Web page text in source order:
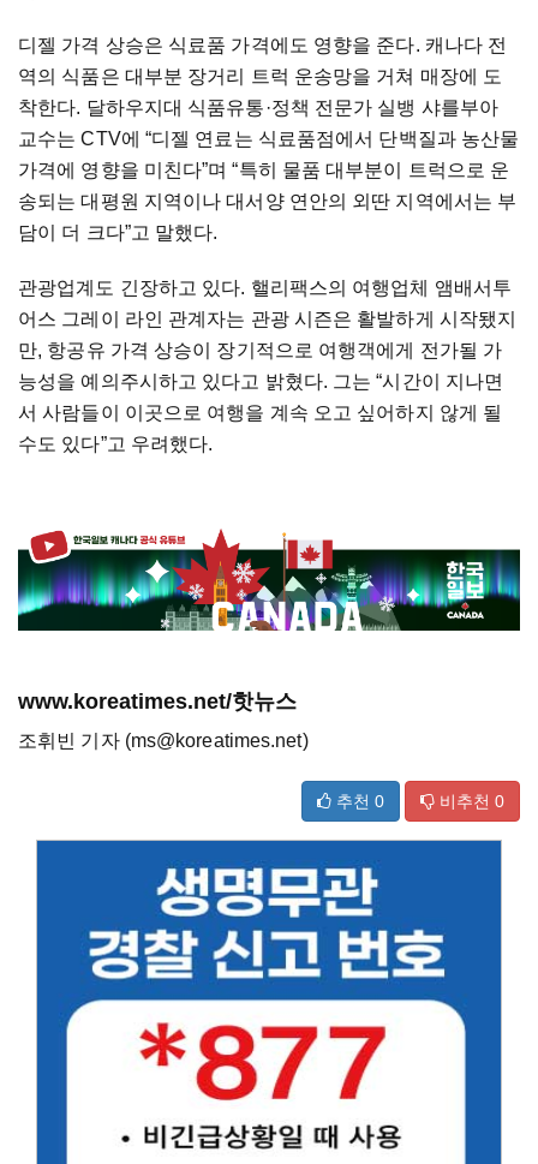
디젤 가격 상승은 식료품 가격에도 영향을 준다. 캐나다 전
역의 식품은 대부분 장거리 트럭 운송망을 거쳐 매장에 도
착한다. 달하우지대 식품유통·정책 전문가 실뱅 샤를부아
교수는 CTV에 “디젤 연료는 식료품점에서 단백질과 농산물
가격에 영향을 미친다”며 “특히 물품 대부분이 트럭으로 운
송되는 대평원 지역이나 대서양 연안의 외딴 지역에서는 부
담이 더 크다”고 말했다.
관광업계도 긴장하고 있다. 핼리팩스의 여행업체 앰배서투
어스 그레이 라인 관계자는 관광 시즌은 활발하게 시작됐지
만, 항공유 가격 상승이 장기적으로 여행객에게 전가될 가
능성을 예의주시하고 있다고 밝혔다. 그는 “시간이 지나면
서 사람들이 이곳으로 여행을 계속 오고 싶어하지 않게 될
수도 있다”고 우려했다.
www.koreatimes.net/핫뉴스
조휘빈 기자 (ms@koreatimes.net)
추천 0 비추천 0